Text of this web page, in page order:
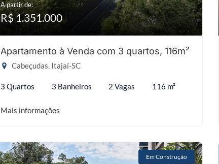
A partir de:
R$ 1.351.000
Apartamento à Venda com 3 quartos, 116m²
Cabeçudas, Itajaí-SC
3 Quartos 3 Banheiros 2 Vagas 116 m²
Mais informações
Em Construção